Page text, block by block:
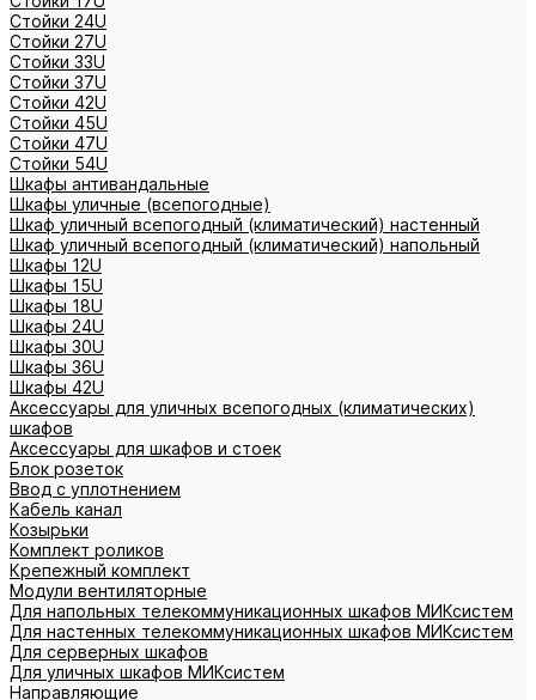
Стойки 24U
Стойки 27U
Стойки 33U
Стойки 37U
Стойки 42U
Стойки 45U
Стойки 47U
Стойки 54U
Шкафы антивандальные
Шкафы уличные (всепогодные)
Шкаф уличный всепогодный (климатический) настенный
Шкаф уличный всепогодный (климатический) напольный
Шкафы 12U
Шкафы 15U
Шкафы 18U
Шкафы 24U
Шкафы 30U
Шкафы 36U
Шкафы 42U
Аксессуары для уличных всепогодных (климатических)
шкафов
Аксессуары для шкафов и стоек
Блок розеток
Ввод с уплотнением
Кабель канал
Козырьки
Комплект роликов
Крепежный комплект
Модули вентиляторные
Для напольных телекоммуникационных шкафов МИКсистем
Для настенных телекоммуникационных шкафов МИКсистем
Для серверных шкафов
Для уличных шкафов МИКсистем
Направляющие